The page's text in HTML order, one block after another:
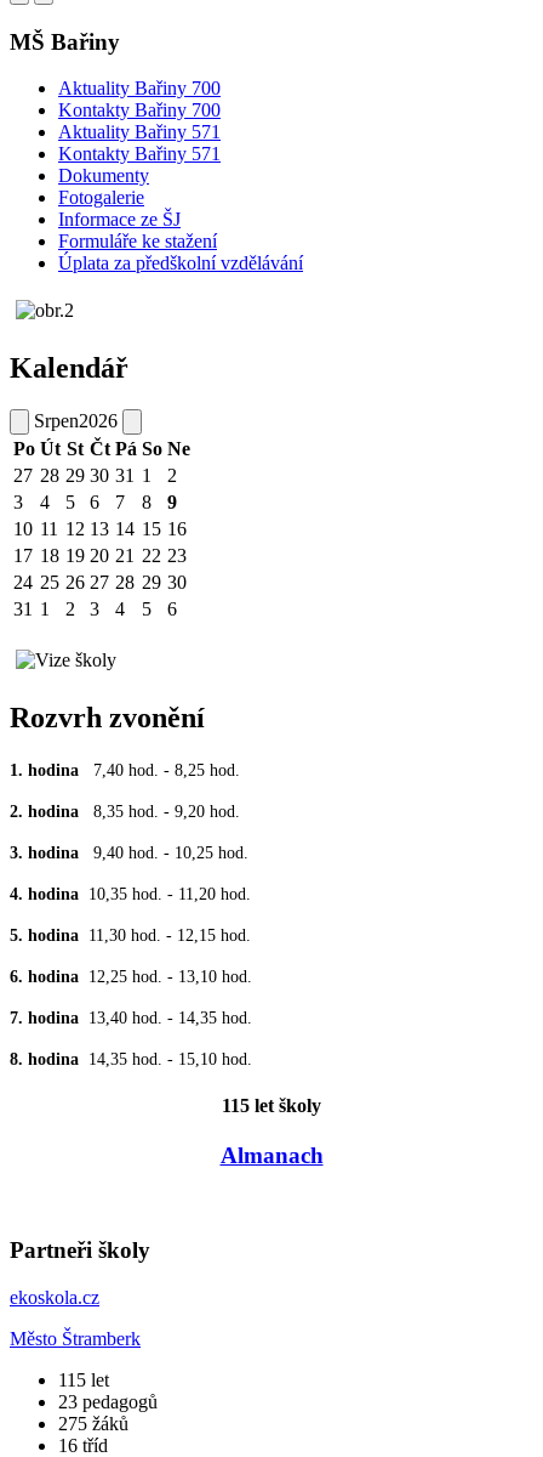
MŠ Bařiny
Aktuality Bařiny 700
Kontakty Bařiny 700
Aktuality Bařiny 571
Kontakty Bařiny 571
Dokumenty
Fotogalerie
Informace ze ŠJ
Formuláře ke stažení
Úplata za předškolní vzdělávání
Kalendář
Srpen2026
Po Út St Čt Pá So Ne
27 28 29 30 31 1
2
3
4 5 6 7 8
9
10 11 12 13 14 15 16
17 18 19 20 21 22 23
24 25 26 27 28 29 30
31 1 2 3 4 5 6
Rozvrh zvonění
1. hodina 7,40 hod. - 8,25 hod.
2. hodina 8,35 hod. - 9,20 hod.
3. hodina 9,40 hod. - 10,25 hod.
4. hodina 10,35 hod. - 11,20 hod.
5. hodina 11,30 hod. - 12,15 hod.
6. hodina 12,25 hod. - 13,10 hod.
7. hodina 13,40 hod. - 14,35 hod.
8. hodina 14,35 hod. - 15,10 hod.
115 let školy
Almanach
Partneři školy
ekoskola.cz
Město Štramberk
​115 let
23 pedagogů
275 žáků
16 tříd